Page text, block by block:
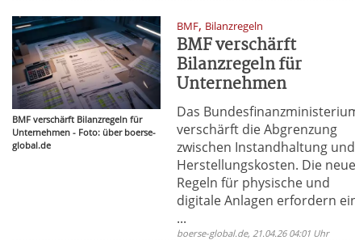
BMF verschärft Bilanzregeln für
Unternehmen - Foto: über boerse-
global.de
BMF, Bilanzregeln
BMF verschärft
Bilanzregeln für
Unternehmen
Das
verschärft die Abgrenzung
zwischen Instandhaltung und
Herstellungskosten. Die
Regeln für physische und
digitale Anlagen erfordern
...
boerse-global.de, 21.04.26 04:01 Uhr